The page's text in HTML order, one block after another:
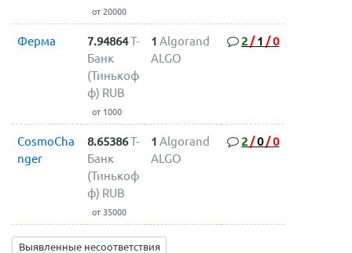
от 20000
Ферма 7.94864Т-
Банк
(Тинькоф
ф) RUB
от 1000
1 Algorand
ALGO
2 / 1 /0
CosmoCha
nger
8.65386Т-
Банк
(Тинькоф
ф) RUB
от 35000
1 Algorand
ALGO
2 /0/0
Выявленные несоответствия